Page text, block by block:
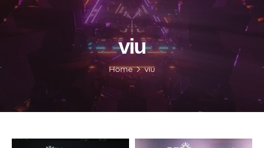
viu
Home viu